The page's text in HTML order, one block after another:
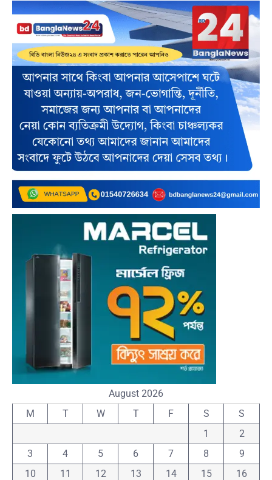
August 2026
M
T W T F S
S
1
2
3
4 5 6 7 8
9
10
11 12 13 14 15
16